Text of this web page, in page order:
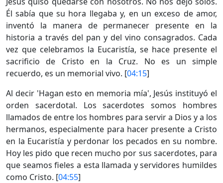
Él sabía que su hora llegaba y, en un exceso de amor,
inventó la manera de permanecer presente en la
historia a través del pan y del vino consagrados. Cada
vez que celebramos la Eucaristía, se hace presente el
sacrificio de Cristo en la Cruz. No es un simple
recuerdo, es un memorial vivo. [04:15]
Al decir 'Hagan esto en memoria mía', Jesús instituyó el
orden sacerdotal. Los sacerdotes somos hombres
llamados de entre los hombres para servir a Dios y a los
hermanos, especialmente para hacer presente a Cristo
en la Eucaristía y perdonar los pecados en su nombre.
Hoy les pido que recen mucho por sus sacerdotes, para
que seamos fieles a esta llamada y servidores humildes
como Cristo. [04:55]